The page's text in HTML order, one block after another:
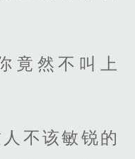
竟然不叫上
不该敏锐的